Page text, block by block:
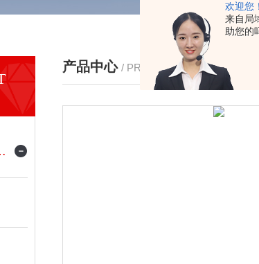
欢迎您！
来自局
助您的
子地磅
产品中心 / PRODUCTS 我的位置：